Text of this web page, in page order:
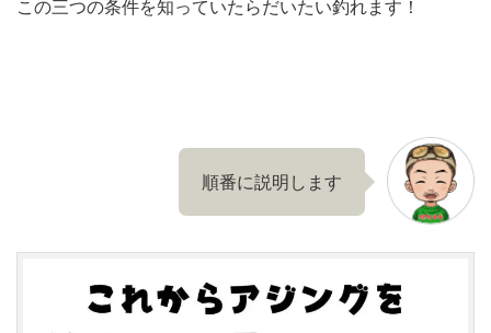
この三つの条件を知っていたらだいたい釣れます！
順番に説明します